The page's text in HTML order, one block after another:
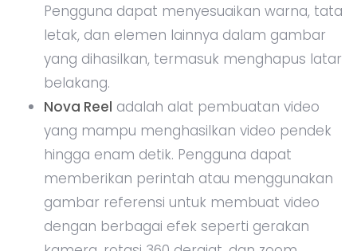
Pengguna dapat menyesuaikan warna, tata
letak, dan elemen lainnya dalam gambar
yang dihasilkan, termasuk menghapus latar
belakang.
Nova Reel adalah alat pembuatan video
yang mampu menghasilkan video pendek
hingga enam detik. Pengguna dapat
memberikan perintah atau menggunakan
gambar referensi untuk membuat video
dengan berbagai efek seperti gerakan